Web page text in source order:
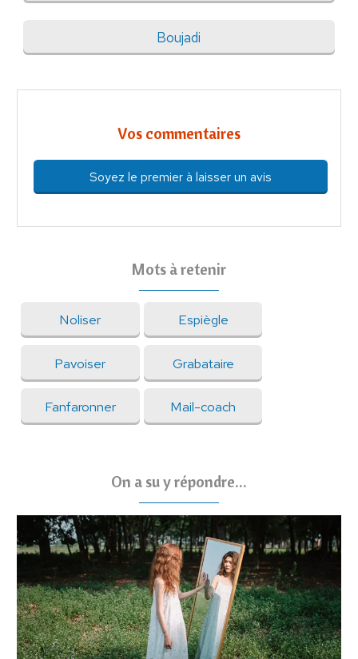
Boujadi
Vos commentaires
Soyez le premier à laisser un avis
Mots à retenir
Noliser Espiègle
Pavoiser Grabataire
Fanfaronner Mail-coach
On a su y répondre...